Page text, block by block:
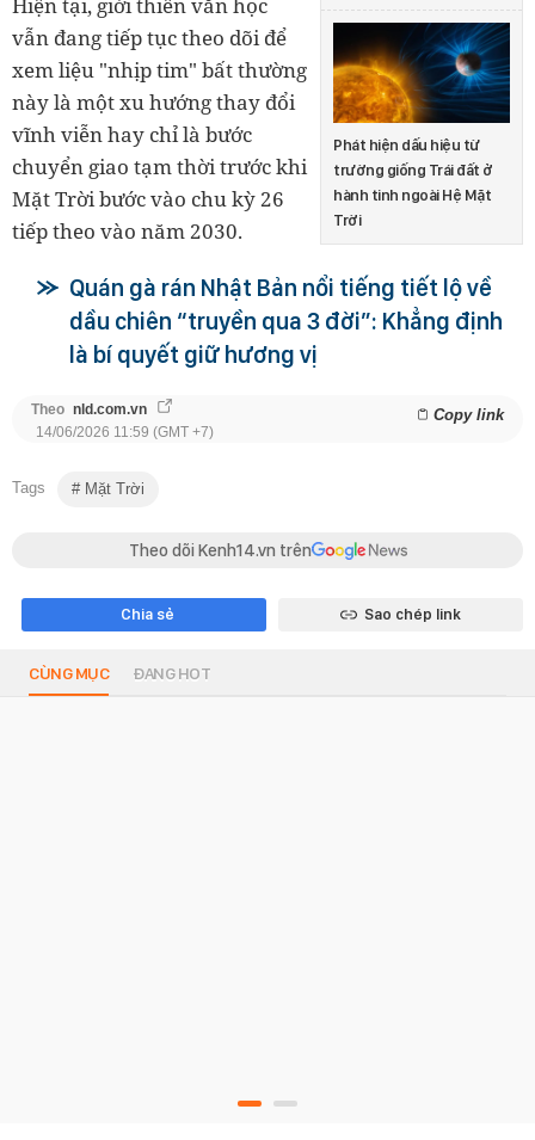
Phát hiện dấu hiệu từ
trường giống Trái đất ở
hành tinh ngoài Hệ Mặt
Trời
vẫn đang tiếp tục theo dõi để
xem liệu "nhịp tim" bất thường
này là một xu hướng thay đổi
vĩnh viễn hay chỉ là bước
chuyển giao tạm thời trước khi
Mặt Trời bước vào chu kỳ 26
tiếp theo vào năm 2030.
Quán gà rán Nhật Bản nổi tiếng tiết lộ về
dầu chiên “truyền qua 3 đời”: Khẳng định
là bí quyết giữ hương vị
Theo nld.com.vn Copy link
14/06/2026 11:59 (GMT +7)
Tags Mặt Trời
Theo dõi Kenh14.vn trên
Chia sẻ Sao chép link
CÙNG MỤC ĐANG HOT